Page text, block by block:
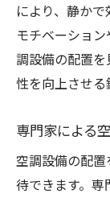
により、静か
モチベーショ
調設備の配置
性を向上させる
専門家による
空調設備の配
待できます。